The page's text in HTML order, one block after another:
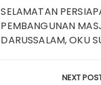
SELAMATAN
PEMBANGUNAN
DARUSSALAM, OKU
NEXT